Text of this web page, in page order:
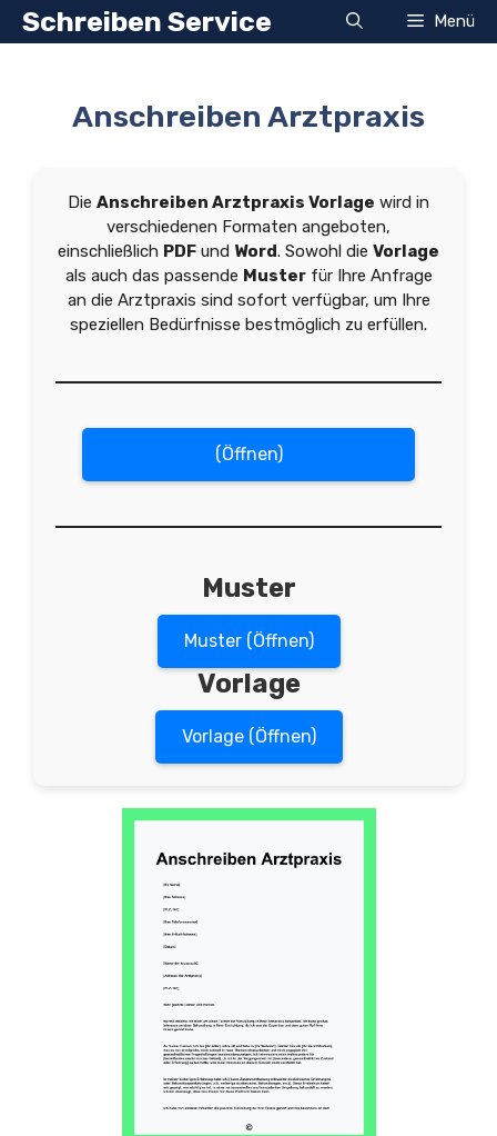
Zum
InhaltSchreiben Service Menü
Anschreiben Arztpraxis
Die Anschreiben Arztpraxis Vorlage wird in
verschiedenen Formaten angeboten,
einschließlich PDF und Word. Sowohl die Vorlage
als auch das passende Musterfür Ihre Anfrage
an die Arztpraxis sind sofort verfügbar, um Ihre
speziellen Bedürfnisse bestmöglich zu erfüllen.
(Öffnen)
Muster
Muster (Öffnen)
Vorlage
Vorlage (Öffnen)